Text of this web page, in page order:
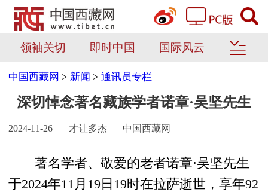
领袖关切 即时中国 国际风云
中国西藏网 > 新闻 >通讯员专栏
深切悼念著名藏族学者诺章·吴坚先生
2024-11-26 才让多杰 中国西藏网
著名学者、敬爱的老者诺章·吴坚先生
于2024年11月19日19时在拉萨逝世，享年92